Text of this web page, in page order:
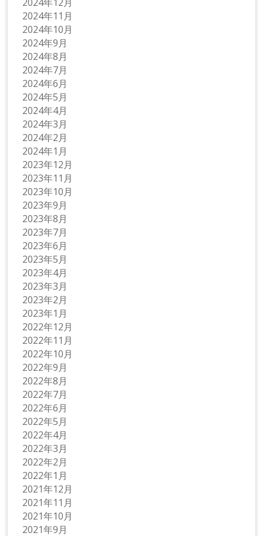
2024年11月
2024年10月
2024年9月
2024年8月
2024年7月
2024年6月
2024年5月
2024年4月
2024年3月
2024年2月
2024年1月
2023年12月
2023年11月
2023年10月
2023年9月
2023年8月
2023年7月
2023年6月
2023年5月
2023年4月
2023年3月
2023年2月
2023年1月
2022年12月
2022年11月
2022年10月
2022年9月
2022年8月
2022年7月
2022年6月
2022年5月
2022年4月
2022年3月
2022年2月
2022年1月
2021年12月
2021年11月
2021年10月
2021年9月